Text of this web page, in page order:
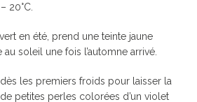
20°C.
en été, prend une teinte jaune
au soleil une fois l’automne arrivé.
les premiers froids pour laisser la
petites perles colorées d’un violet